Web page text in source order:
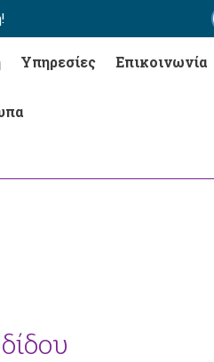
Υπηρεσίες Επικοινωνία